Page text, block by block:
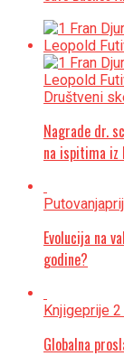
Društveni
Nagrade dr.
na ispitima iz
Putovanja
Evolucija na
godine?
Knjigeprije
Globalna